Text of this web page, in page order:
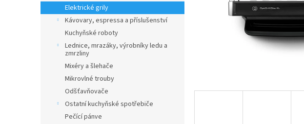
n
e
Elektrické grily
Kávovary, espressa a příslušenství
Kuchyňské roboty
Lednice, mrazáky, výrobníky ledu a
zmrzliny
Mixéry a šlehače
Mikrovlné trouby
Odšťavňovače
Ostatní kuchyňské spotřebiče
Pečící pánve